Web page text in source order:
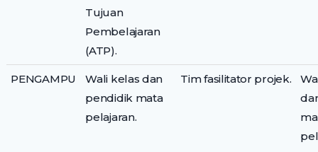
Tujuan
Pembelajaran
(ATP).
PENGAMPU
Wali kelas dan
pendidik mata
pelajaran.
Tim fasilitator projek.